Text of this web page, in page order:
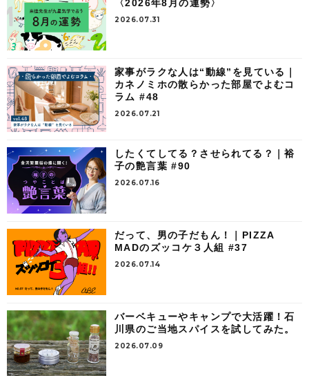
〈2026年8月の運勢〉
2026.07.31
家事がラクな人は“動線”を見ている｜
カネノミホの散らかった部屋でよむコ
ラム #48
2026.07.21
したくてしてる？させられてる？｜裕
子の艶言葉 #90
2026.07.16
だって、男の子だもん！｜PIZZA
MADのズッコケ３人組 #37
2026.07.14
バーベキューやキャンプで大活躍！石
川県のご当地スパイスを試してみた。
2026.07.09